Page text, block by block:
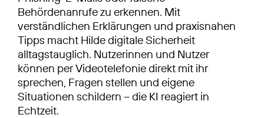
Behördenanrufe zu erkennen. Mit
verständlichen Erklärungen und praxisnahen
Tipps macht Hilde digitale Sicherheit
alltagstauglich. Nutzerinnen und Nutzer
können per Videotelefonie direkt mit ihr
sprechen, Fragen stellen und eigene
Situationen schildern – die KI reagiert in
Echtzeit.